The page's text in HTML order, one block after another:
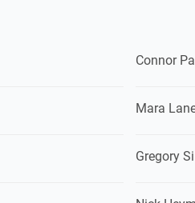
Connor
Mara
Gregory